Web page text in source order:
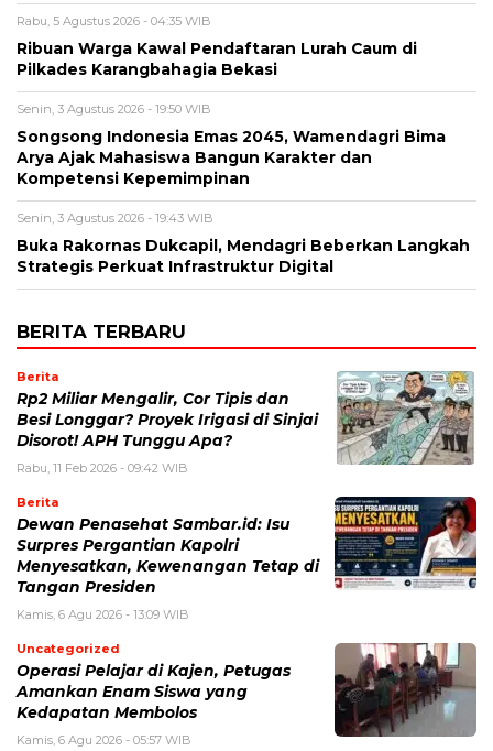
Rabu, 5 Agustus 2026 - 04:35 WIB
Ribuan Warga Kawal Pendaftaran Lurah Caum di
Pilkades Karangbahagia Bekasi
Senin, 3 Agustus 2026 - 19:50 WIB
Songsong Indonesia Emas 2045, Wamendagri Bima
Arya Ajak Mahasiswa Bangun Karakter dan
Kompetensi Kepemimpinan
Senin, 3 Agustus 2026 - 19:43 WIB
Buka Rakornas Dukcapil, Mendagri Beberkan Langkah
Strategis Perkuat Infrastruktur Digital
BERITA TERBARU
Berita
Rp2 Miliar Mengalir, Cor Tipis dan
Besi Longgar? Proyek Irigasi di Sinjai
Disorot! APH Tunggu Apa?
Rabu, 11 Feb 2026 - 09:42 WIB
Berita
Dewan Penasehat Sambar.id: Isu
Surpres Pergantian Kapolri
Menyesatkan, Kewenangan Tetap di
Tangan Presiden
Kamis, 6 Agu 2026 - 13:09 WIB
Uncategorized
Operasi Pelajar di Kajen, Petugas
Amankan Enam Siswa yang
Kedapatan Membolos
Kamis, 6 Agu 2026 - 05:57 WIB